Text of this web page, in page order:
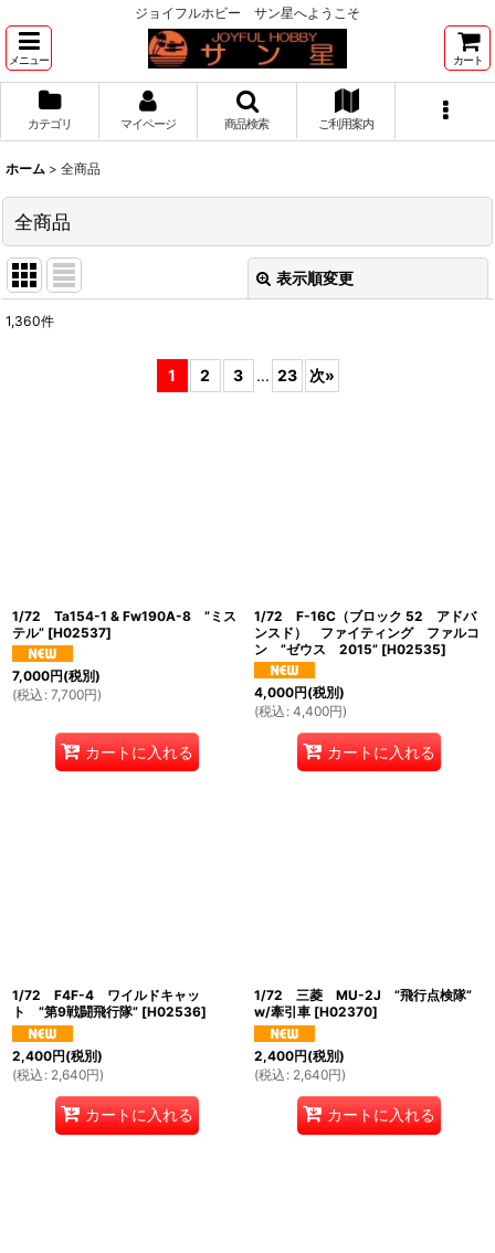
ジョイフルホビー サン星へようこそ
メニュー カート
カテゴリ マイページ 商品検索 ご利用案内
ホーム > 全商品
全商品
表示順変更
1,360件
1 2 3 ... 23 次»
1/72 Ta154-1 & Fw190A-8 ”ミス
テル” [H02537]
7,000円(税別)
(税込 : 7,700円)
カートに入れる
1/72 F-16C（ブロック 52 アドバ
ンスド） ファイティング ファルコ
ン ”ゼウス 2015” [H02535]
4,000円(税別)
(税込 : 4,400円)
カートに入れる
1/72 F4F-4 ワイルドキャッ
ト ”第9戦闘飛行隊” [H02536]
2,400円(税別)
(税込 : 2,640円)
カートに入れる
1/72 三菱 MU-2J ”飛行点検隊”
w/牽引車 [H02370]
2,400円(税別)
(税込 : 2,640円)
カートに入れる